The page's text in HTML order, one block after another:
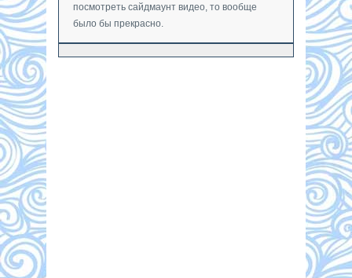
посмотреть сайдмаунт видео, то вообще
было бы прекрасно.